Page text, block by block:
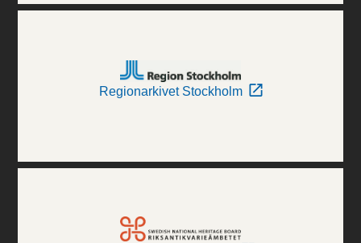
Regionarkivet Stockholm